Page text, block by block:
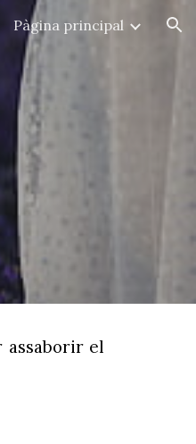
Pàgina principal
el